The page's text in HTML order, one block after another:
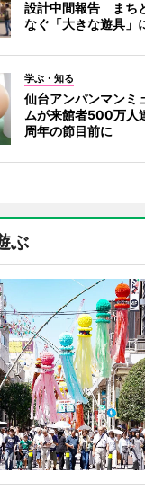
設計中間報告 まち
なぐ「大きな遊具」
学ぶ・知る
仙台アンパンマンミ
ムが来館者500万
周年の節目前に
ぶ